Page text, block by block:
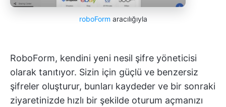
roboForm aracılığıyla
RoboForm, kendini yeni nesil şifre yöneticisi
olarak tanıtıyor. Sizin için güçlü ve benzersiz
şifreler oluşturur, bunları kaydeder ve bir sonraki
ziyaretinizde hızlı bir şekilde oturum açmanızı